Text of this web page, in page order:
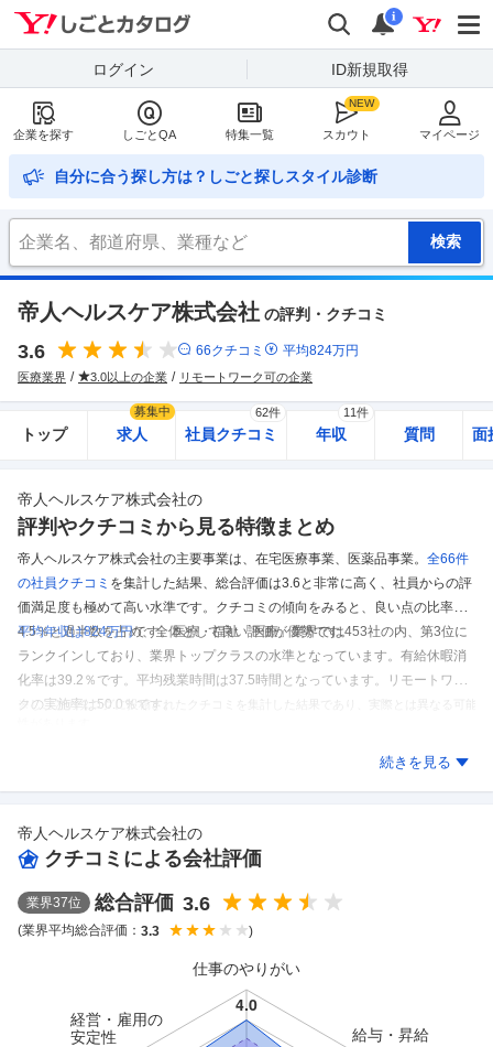
検索
通知
i
ログイン ID新規取得
企業を探す しごとQA 特集一覧 スカウト マイページ
自分に合う探し方は？しごと探しスタイル診断
帝人ヘルスケア株式会社 の評判・クチコミ
3.6 66クチコミ 平均824万円
医療業界 3.0以上の企業 リモートワーク可の企業
トップ 求人
募集中
社員クチコミ
62件
年収
11件
質問 面
帝人ヘルスケア株式会社の
評判やクチコミから見る特徴まとめ
帝人ヘルスケア株式会社の主要事業は、在宅医療事業、医薬品事業。 全66件
の社員クチコミ を集計した結果、 総合評価は3.6と非常に高く、社員からの評
価満足度も極めて高い水準です。 クチコミの傾向をみると、良い点の比率が5
4.5％と過半数を占め、全体として良い評価が優勢です。
平均年収は824万円です。医療・福祉「医療」業界では453社の内、第3位に
ランクインしており、業界トップクラスの水準となっています。 有給休暇消
化率は39.2％です。 平均残業時間は37.5時間となっています。
リモートワー
クの実施率は50.0％です。
※しごとカタログに投稿されたクチコミを集計した結果であり、実際とは異なる可能
続きを見る
帝人ヘルスケア株式会社の
クチコミによる会社評価
業界37位 総合評価 3.6
(業界平均総合評価： 3.3 )
仕事のやりがい
給与・昇給
経営・雇用の
安定性